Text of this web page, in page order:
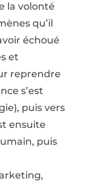
la volonté
qu’il
échoué
et
reprendre
s’est
puis vers
ensuite
puis